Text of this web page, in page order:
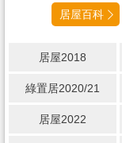
居屋百科
居屋2018
綠置居2020/21
居屋2022